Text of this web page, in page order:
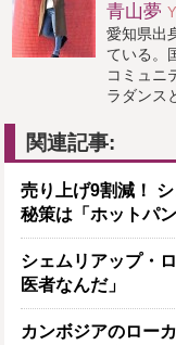
青山夢
愛知県出
ている。
コミュニ
ラダンス
関連記事:
売り上げ9割減！
秘策は「ホットパ
シェムリアップ・
医者なんだ」
カンボジアのロー